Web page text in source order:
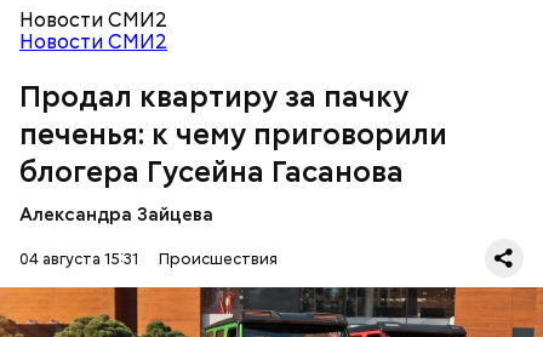
Новости СМИ2
Новости СМИ2
Продал квартиру за пачку
печенья: к чему приговорили
блогера Гусейна Гасанова
Александра Зайцева
04 августа 15:31 Происшествия